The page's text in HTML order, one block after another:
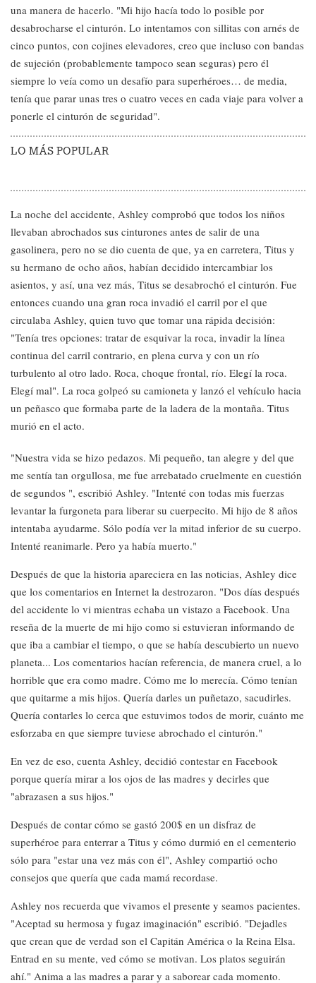
una manera de hacerlo. "Mi hijo hacía todo lo posible por
desabrocharse el cinturón. Lo intentamos con sillitas con arnés de
cinco puntos, con cojines elevadores, creo que incluso con bandas
de sujeción (probablemente tampoco sean seguras) pero él
siempre lo veía como un desafío para superhéroes… de media,
tenía que parar unas tres o cuatro veces en cada viaje para volver a
ponerle el cinturón de seguridad".
LO MÁS POPULAR
La noche del accidente, Ashley comprobó que todos los niños
llevaban abrochados sus cinturones antes de salir de una
gasolinera, pero no se dio cuenta de que, ya en carretera, Titus y
su hermano de ocho años, habían decidido intercambiar los
asientos, y así, una vez más, Titus se desabrochó el cinturón. Fue
entonces cuando una gran roca invadió el carril por el que
circulaba Ashley, quien tuvo que tomar una rápida decisión:
"Tenía tres opciones: tratar de esquivar la roca, invadir la línea
continua del carril contrario, en plena curva y con un río
turbulento al otro lado. Roca, choque frontal, río. Elegí la roca.
Elegí mal". La roca golpeó su camioneta y lanzó el vehículo hacia
un peñasco que formaba parte de la ladera de la montaña. Titus
murió en el acto.
"Nuestra vida se hizo pedazos. Mi pequeño, tan alegre y del que
me sentía tan orgullosa, me fue arrebatado cruelmente en cuestión
de segundos ", escribió Ashley. "Intenté con todas mis fuerzas
levantar la furgoneta para liberar su cuerpecito. Mi hijo de 8 años
intentaba ayudarme. Sólo podía ver la mitad inferior de su cuerpo.
Intenté reanimarle. Pero ya había muerto."
Después de que la historia apareciera en las noticias, Ashley dice
que los comentarios en Internet la destrozaron. "Dos días después
del accidente lo vi mientras echaba un vistazo a Facebook. Una
reseña de la muerte de mi hijo como si estuvieran informando de
que iba a cambiar el tiempo, o que se había descubierto un nuevo
planeta... Los comentarios hacían referencia, de manera cruel, a lo
horrible que era como madre. Cómo me lo merecía. Cómo tenían
que quitarme a mis hijos. Quería darles un puñetazo, sacudirles.
Quería contarles lo cerca que estuvimos todos de morir, cuánto me
esforzaba en que siempre tuviese abrochado el cinturón."
En vez de eso, cuenta Ashley, decidió contestar en Facebook
porque quería mirar a los ojos de las madres y decirles que
"abrazasen a sus hijos."
Después de contar cómo se gastó 200$ en un disfraz de
superhéroe para enterrar a Titus y cómo durmió en el cementerio
sólo para "estar una vez más con él", Ashley compartió ocho
consejos que quería que cada mamá recordase.
Ashley nos recuerda que vivamos el presente y seamos pacientes.
"Aceptad su hermosa y fugaz imaginación" escribió. "Dejadles
que crean que de verdad son el Capitán América o la Reina Elsa.
Entrad en su mente, ved cómo se motivan. Los platos seguirán
ahí." Anima a las madres a parar y a saborear cada momento.